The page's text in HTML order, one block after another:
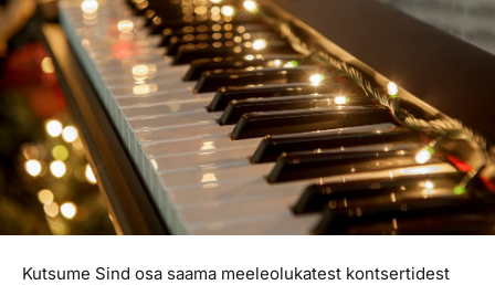
Reisitarvete e-pood
Airalo eSIM
Reisija meelespea
Kuldkaart
Platinum Club
Püsisoodustused
Boonuspunktid
Meist
Ettevõttest, kontaktid, reisikonsultandi teenus, tule
tööle, uudised...
Ettevõttest
Kontaktid
Reisikonsultandi teenus
Kutsume Sind osa saama meeleolukatest kontsertidest